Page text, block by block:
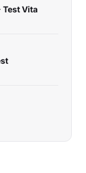
Test Vita